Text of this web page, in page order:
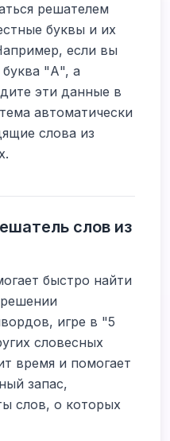
решателем
буквы и их
если вы
буква "А", а
эти данные в
автоматически
слова из
слов из
быстро найти
игре в "5
словесных
время и помогает
запас,
слов, о которых